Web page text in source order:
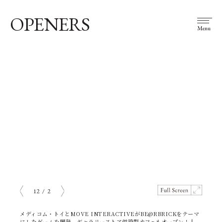
OPENERS Menu
12 / 2
メディコム・トイとMOVE INTERACTIVEがBE@RBRICKをテーマ